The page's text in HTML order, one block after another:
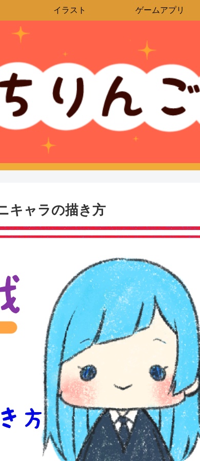
イラスト ゲームアプリ
キャラの描き方